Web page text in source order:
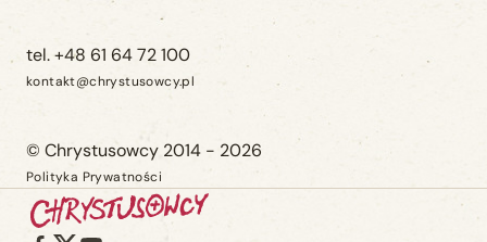
tel. +48 61 64 72 100
kontakt@chrystusowcy.pl
© Chrystusowcy 2014 - 2026
Polityka Prywatności